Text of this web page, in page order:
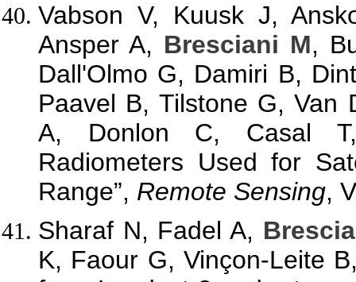
Vabson V, Kuusk J,
Ansper A, Bresciani M,
Dall'Olmo G, Damiri B,
Paavel B, Tilstone G, Van
A, Donlon C, Casal T,
Radiometers Used for
Range”, Remote Sensing,
Sharaf N, Fadel A,
K, Faour G, Vinçon-Leite